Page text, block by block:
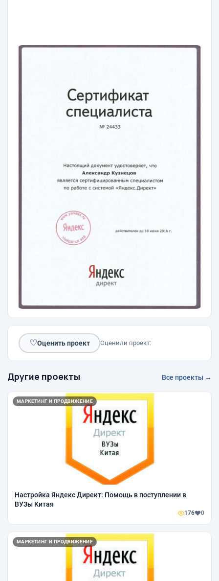
♡Оценить проект Оценили проект:
Другие проекты Все проекты →
МАРКЕТИНГ И ПРОДВИЖЕНИЕ
Настройка Яндекс Директ: Помощь в поступлении в
ВУЗы Китая
176 0
МАРКЕТИНГ И ПРОДВИЖЕНИЕ